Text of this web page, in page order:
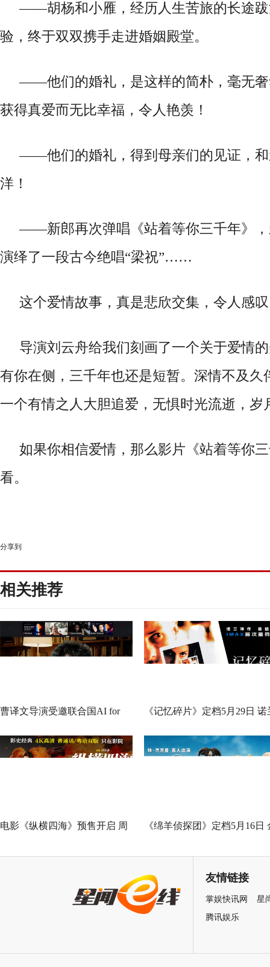
——胡杨和小雁，经历人生苦旅的长途
验，终于双双携手走进婚姻殿堂。
——他们的婚礼，是这样的简朴，毫无
获得真爱而无比幸福 ， 令人艳羡！
——他们的婚礼，得到母亲们的见证，和
洋！
——新郎再次弹唱《站着等你三千年》
演绎了一段古今绝唱“梁祝”……
这个爱情故事，真是悲欣交集，令人感
导演刘云舟给我们刻画了一个关于爱情
有你在侧 ， 三千年也还是短暂。 深情不及久
一个有情之人大胆追爱 ， 无惧时光流逝 ， 岁
如果你相信爱情 ， 那么影片《站着等你
看。
分享到
相关推荐
曹译文导演受邀联合国AI for
Good全球峰会 以AI影像传递向
善力量
《记忆碎片》定档5月29日 诺
神作IMAX首次量身定制
电影《纵横四海》预售开启 周 《绵羊侦探团》定档5月16日
友情链接
掌娱快讯网
星
腾讯娱乐